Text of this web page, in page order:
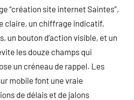
“création site internet Saintes”,
claire, un chiffrage indicatif,
un bouton d’action visible, et un
les douze champs qui
un créneau de rappel. Les
mobile font une vraie
de délais et de jalons